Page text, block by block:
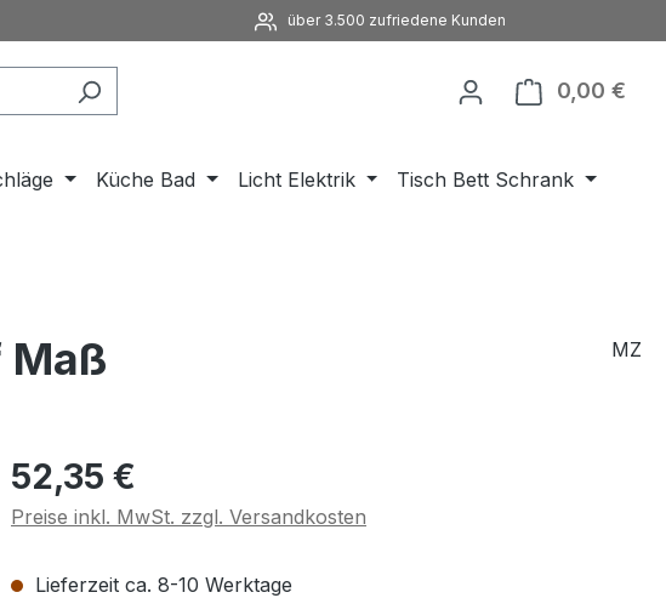
über 3.500 zufriedene Kunden
0,00 €
Küche Bad Licht Elektrik
Tisch Bett Schrank
Maß MZ
Regulärer Preis:
52,35 €
Preise inkl. MwSt. zzgl. Versandkosten
Lieferzeit ca. 8-10 Werktage